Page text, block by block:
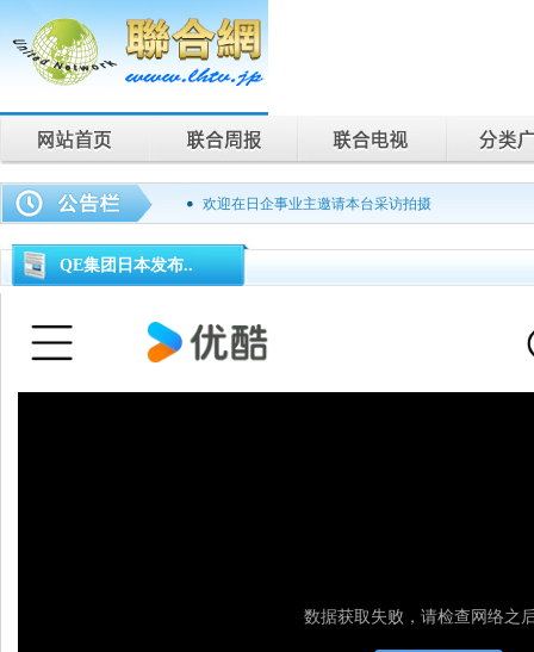
欢迎在日企事业主邀请本台采访拍摄
联合周报为您说话，联合电视为您记录。
QE集团日本发布..